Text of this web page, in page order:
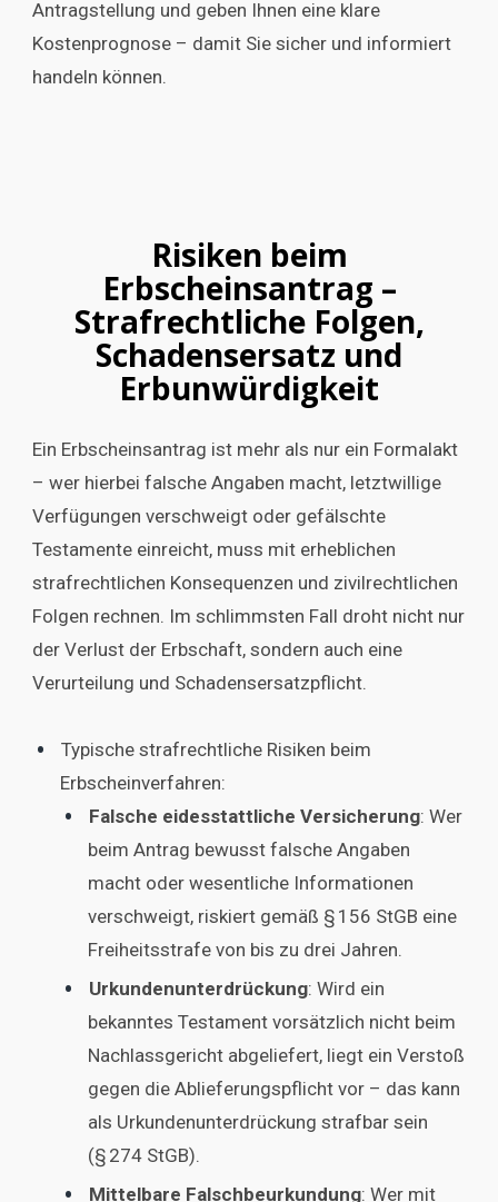
Antragstellung und geben Ihnen eine klare
Kostenprognose – damit Sie sicher und informiert
handeln können.
Risiken beim
Erbscheinsantrag –
Strafrechtliche Folgen,
Schadensersatz und
Erbunwürdigkeit
Ein Erbscheinsantrag ist mehr als nur ein Formalakt
– wer hierbei falsche Angaben macht, letztwillige
Verfügungen verschweigt oder gefälschte
Testamente einreicht, muss mit erheblichen
strafrechtlichen Konsequenzen und zivilrechtlichen
Folgen rechnen. Im schlimmsten Fall droht nicht nur
der Verlust der Erbschaft, sondern auch eine
Verurteilung und Schadensersatzpflicht.
Typische strafrechtliche Risiken beim
Erbscheinverfahren:
Falsche eidesstattliche Versicherung: Wer
beim Antrag bewusst falsche Angaben
macht oder wesentliche Informationen
verschweigt, riskiert gemäß § 156 StGB eine
Freiheitsstrafe von bis zu drei Jahren.
Urkundenunterdrückung: Wird ein
bekanntes Testament vorsätzlich nicht beim
Nachlassgericht abgeliefert, liegt ein Verstoß
gegen die Ablieferungspflicht vor – das kann
als Urkundenunterdrückung strafbar sein
(§ 274 StGB).
Mittelbare Falschbeurkundung: Wer mit